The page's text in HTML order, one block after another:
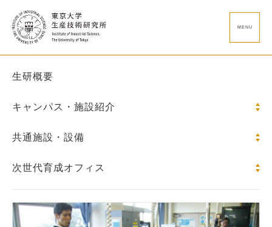
MENU
生研概要
キャンパス・施設紹介
共通施設・設備
次世代育成オフィス